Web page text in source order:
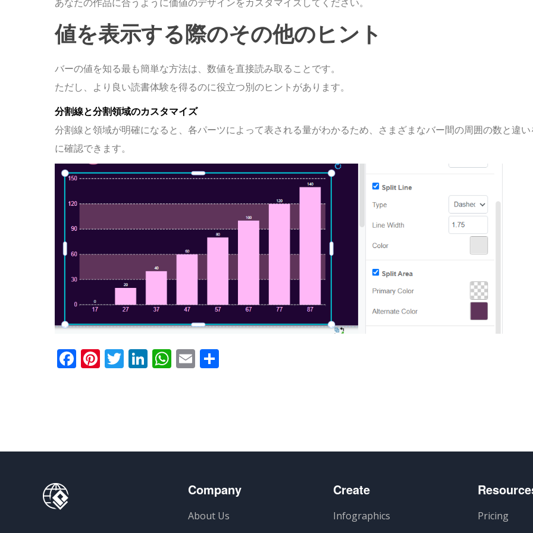
値を表示する際のその他のヒント
バーの値を知る最も簡単な方法は、数値を直接読み取ることです。
ただし、より良い読書体験を得るのに役立つ別のヒントがあります。
分割線と分割領域のカスタマイズ
分割線と領域が明確になると、各パーツによって表される量がわかるため、さまざまなバー間の周囲の数と違
に確認できます。
Facebook
Pinterest
Twitter
LinkedIn
WhatsApp
Email
Company
About Us
Create
Infographics
Pricing